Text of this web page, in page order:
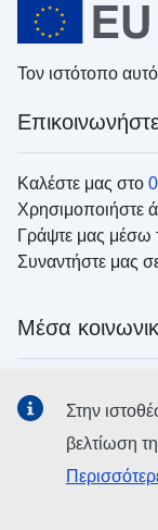
Τον ιστότοπο αυτό
Καλέστε μας στο
Χρησιμοποιήστε
Γράψτε μας μέσω
Συναντήστε μας
Μέσα
δικτύωσης
Στην
βελτίωση